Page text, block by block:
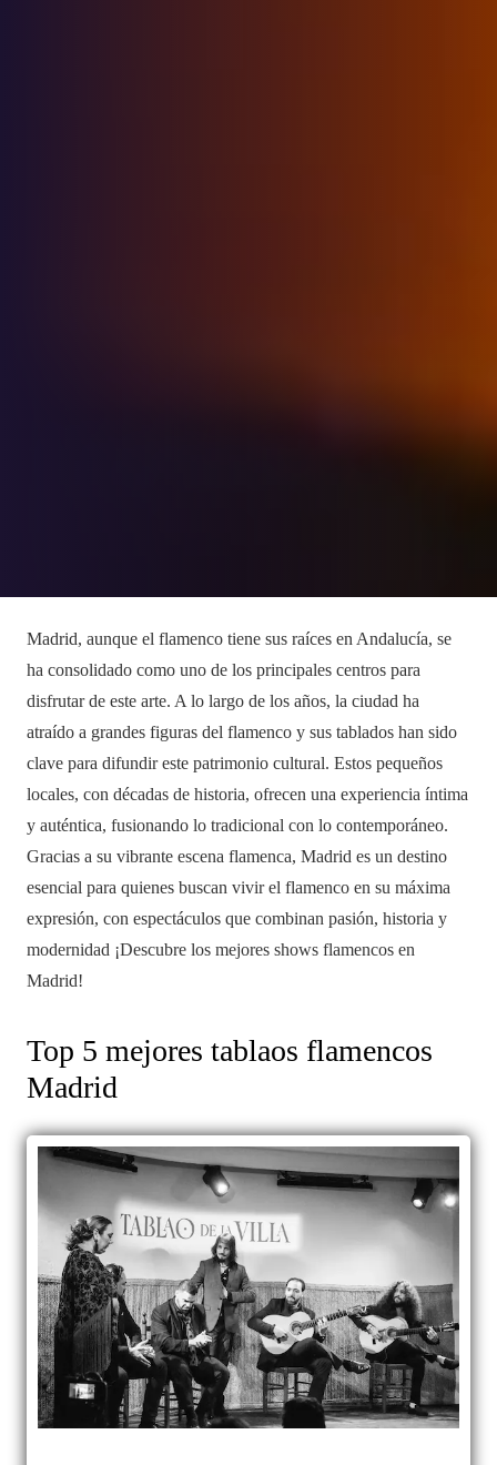
Madrid, aunque el flamenco tiene sus raíces en Andalucía, se
ha consolidado como uno de los principales centros para
disfrutar de este arte. A lo largo de los años, la ciudad ha
atraído a grandes figuras del flamenco y sus tablados han sido
clave para difundir este patrimonio cultural. Estos pequeños
locales, con décadas de historia, ofrecen una experiencia íntima
y auténtica, fusionando lo tradicional con lo contemporáneo.
Gracias a su vibrante escena flamenca, Madrid es un destino
esencial para quienes buscan vivir el flamenco en su máxima
expresión, con espectáculos que combinan pasión, historia y
modernidad ¡Descubre los mejores shows flamencos en
Madrid!
Top 5 mejores tablaos flamencos
Madrid